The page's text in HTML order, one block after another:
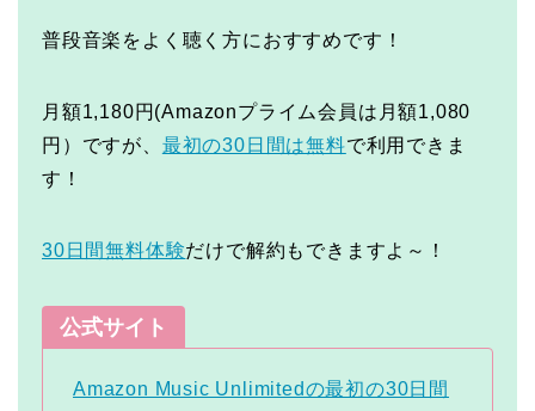
普段音楽をよく聴く方におすすめです！
月額1,180円(Amazonプライム会員は月額1,080
円）ですが、 最初の30日間は無料で利用できま
す！
30日間無料体験だけで解約もできますよ～！
公式サイト
Amazon Music Unlimitedの最初の30日間